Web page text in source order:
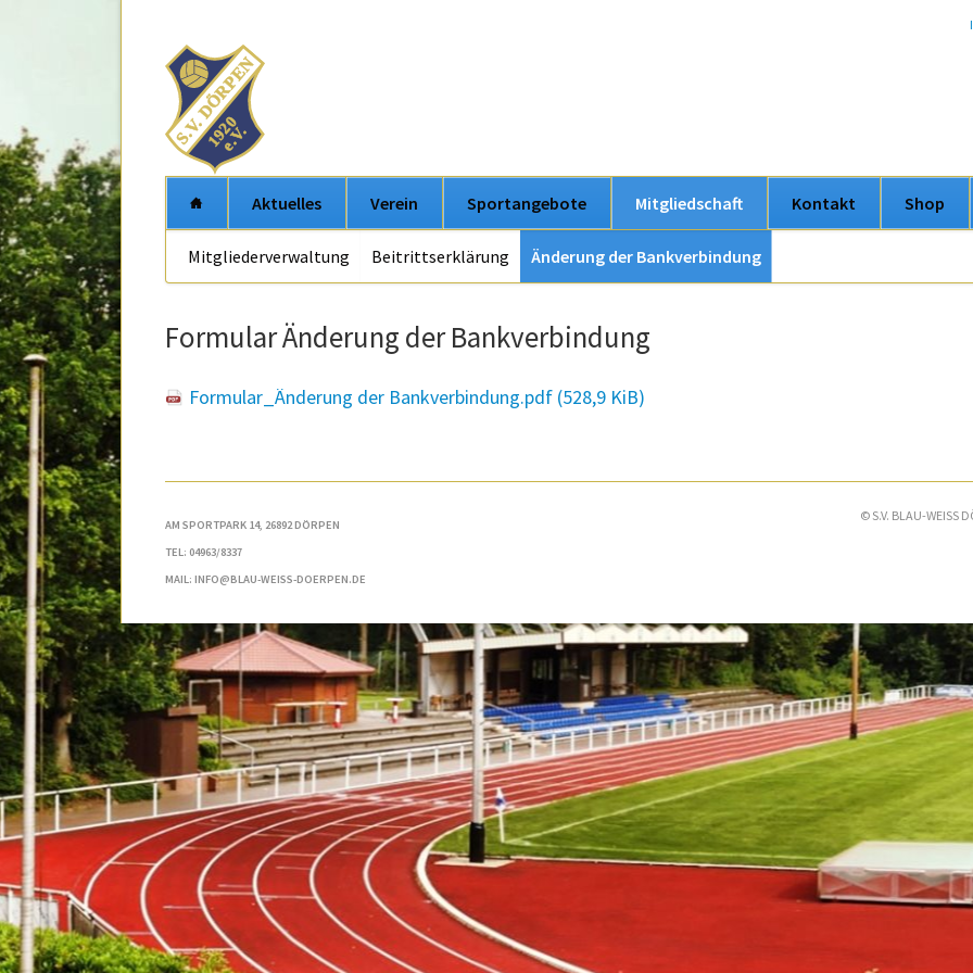
Aktuelles Verein Sportangebote Mitgliedschaft Kontakt Shop
überspringen
überspringen
Mitgliederverwaltung Beitrittserklärung Änderung der Bankverbindung
Formular Änderung der Bankverbindung
Formular_Änderung der Bankverbindung.pdf (528,9 KiB)
AM SPORTPARK 14, 26892 DÖRPEN
TEL: 04963/8337
MAIL: INFO@BLAU-WEISS-DOERPEN.DE
© S.V. BLAU-WEISS